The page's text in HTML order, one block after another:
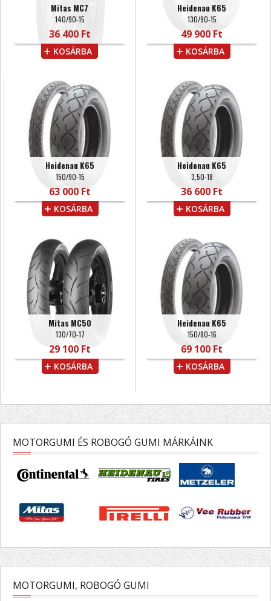
Mitas MC7
140/90-15
36 400 Ft
KOSÁRBA
Heidenau K65
130/90-15
49 900 Ft
KOSÁRBA
Heidenau K65
150/90-15
63 000 Ft
KOSÁRBA
Heidenau K65
3,50-18
36 600 Ft
KOSÁRBA
Mitas MC50
130/70-17
29 100 Ft
KOSÁRBA
Heidenau K65
150/80-16
69 100 Ft
KOSÁRBA
MOTORGUMI ÉS ROBOGÓ GUMI MÁRKÁINK
MOTORGUMI, ROBOGÓ GUMI